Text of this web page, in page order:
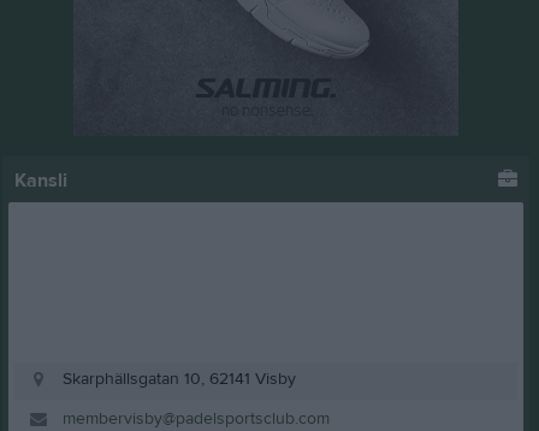
Kansli
Skarphällsgatan 10, 62141 Visby
membervisby@padelsportsclub.com